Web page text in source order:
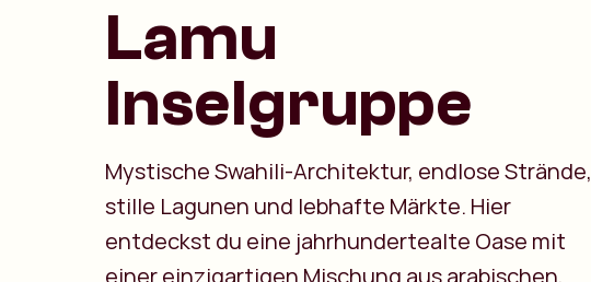
Lamu
Inselgruppe
Mystische Swahili-Architektur, endlose Strände,
stille Lagunen und lebhafte Märkte. Hier
entdeckst du eine jahrhundertealte Oase mit
einer einzigartigen Mischung aus arabischen,